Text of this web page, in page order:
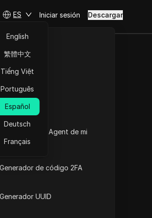
Cuál es el User Agent de mi
navegador
Generador de código 2FA
Generador UUID
ES
English
繁體中文
Tiếng Việt
Português
Español
Deutsch
Français
Iniciar sesión Descargar